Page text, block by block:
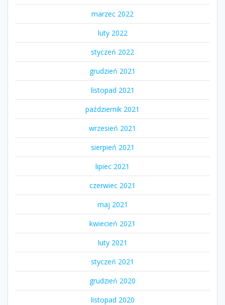
marzec 2022
luty 2022
styczeń 2022
grudzień 2021
listopad 2021
październik 2021
wrzesień 2021
sierpień 2021
lipiec 2021
czerwiec 2021
maj 2021
kwiecień 2021
luty 2021
styczeń 2021
grudzień 2020
listopad 2020